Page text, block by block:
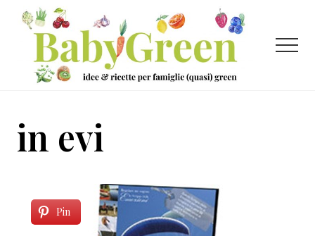
Menu
Passa
contenuto
principale
Passa
ricette
(quasi)
Menu
in evi
Pin